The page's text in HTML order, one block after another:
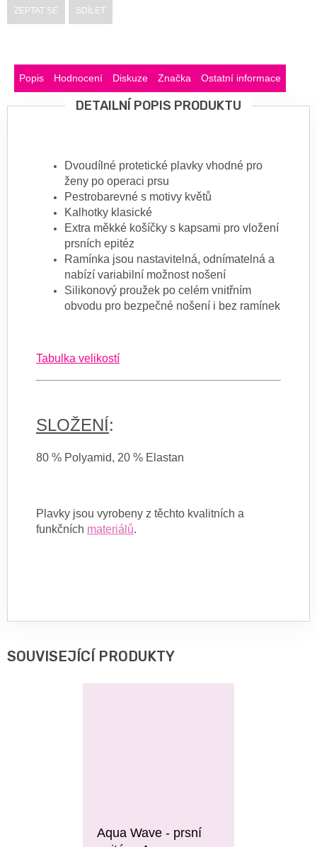
ZEPTAT SE SDÍLET
Popis Hodnocení Diskuze Značka Ostatní informace
DETAILNÍ POPIS PRODUKTU
Dvoudílné protetické plavky vhodné pro
ženy po operaci prsu
Pestrobarevné s motivy květů
Kalhotky klasické
Extra měkké košíčky s kapsami pro vložení
prsních epitéz
Ramínka jsou nastavitelná, odnímatelná a
nabízí variabilní možnost nošení
Silikonový proužek po celém vnitřním
obvodu pro bezpečné nošení i bez ramínek
Tabulka velikostí
SLOŽENÍ:
80 % Polyamid, 20 % Elastan
Plavky jsou vyrobeny z těchto kvalitních a
funkčních materiálů.
SOUVISEJÍCÍ PRODUKTY
Aqua Wave - prsní